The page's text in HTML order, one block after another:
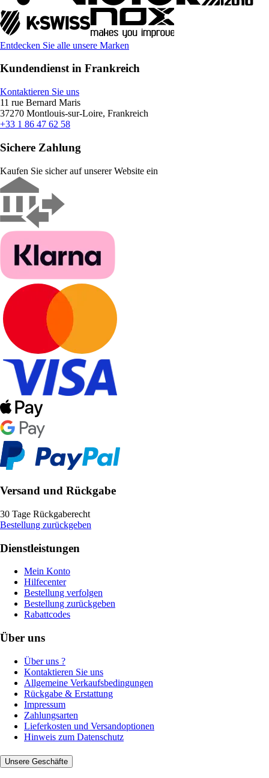
Entdecken Sie alle unsere Marken
Kundendienst in Frankreich
Kontaktieren Sie uns
11 rue Bernard Maris
37270 Montlouis-sur-Loire, Frankreich
+33 1 86 47 62 58
Sichere Zahlung
Kaufen Sie sicher auf unserer Website ein
Versand und Rückgabe
30 Tage Rückgaberecht
Bestellung zurückgeben
Dienstleistungen
Mein Konto
Hilfecenter
Bestellung verfolgen
Bestellung zurückgeben
Rabattcodes
Über uns
Über uns ?
Kontaktieren Sie uns
Allgemeine Verkaufsbedingungen
Rückgabe & Erstattung
Impressum
Zahlungsarten
Lieferkosten und Versandoptionen
Hinweis zum Datenschutz
Unsere Geschäfte